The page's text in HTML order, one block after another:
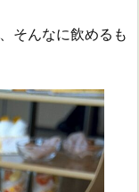
そんなに飲めるも